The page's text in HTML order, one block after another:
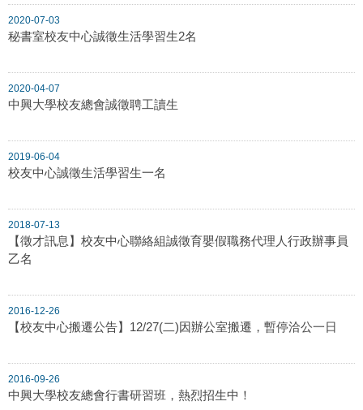
2020-07-03
秘書室校友中心誠徵生活學習生2名
2020-04-07
中興大學校友總會誠徵聘工讀生
2019-06-04
校友中心誠徵生活學習生一名
2018-07-13
【徵才訊息】校友中心聯絡組誠徵育嬰假職務代理人行政辦事員
乙名
2016-12-26
【校友中心搬遷公告】12/27(二)因辦公室搬遷，暫停洽公一日
2016-09-26
中興大學校友總會行書研習班，熱烈招生中！